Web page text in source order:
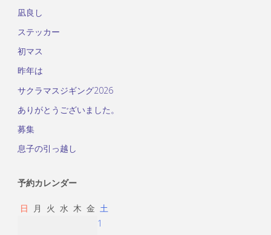
凪良し
ステッカー
初マス
昨年は
サクラマスジギング2026
ありがとうございました。
募集
息子の引っ越し
予約カレンダー
日 月 火 水 木 金 土
1